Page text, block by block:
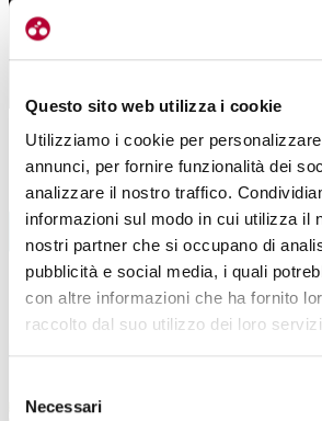
Questo sito web utilizza i cookie
Utilizziamo i cookie per
annunci, per fornire funzionalità dei
analizzare il nostro traffico.
informazioni sul modo in cui utilizza il
nostri partner che si occupano di
pubblicità e social media, i quali
con altre informazioni che ha fornito
raccolto dal suo utilizzo dei loro
delNecessari
MAXXIS RINNOVA LA GAMMA
MAXXTERRA: ORA PIÙ VELOCI E
BIKE ECONOMY
CICLO-PROMO-COMPONENTS